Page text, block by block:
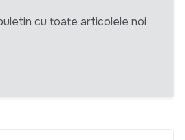
cu toate articolele noi